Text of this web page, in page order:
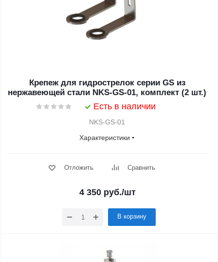
Крепеж для гидрострелок серии GS из
нержавеющей стали NKS-GS-01, комплект (2 шт.)
Есть в наличии
NKS-GS-01
Характеристики
Отложить Сравнить
4 350руб./шт
В корзину